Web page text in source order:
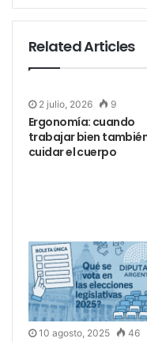
general es de
Cuándo y Dónde|
Sábados a las 18 y
20 horas. Teatro
Related Articles
2 julio, 2026 9
Ergonomía: cuando
trabajar bien
cuidar el cuerpo
10 agosto, 2025 46